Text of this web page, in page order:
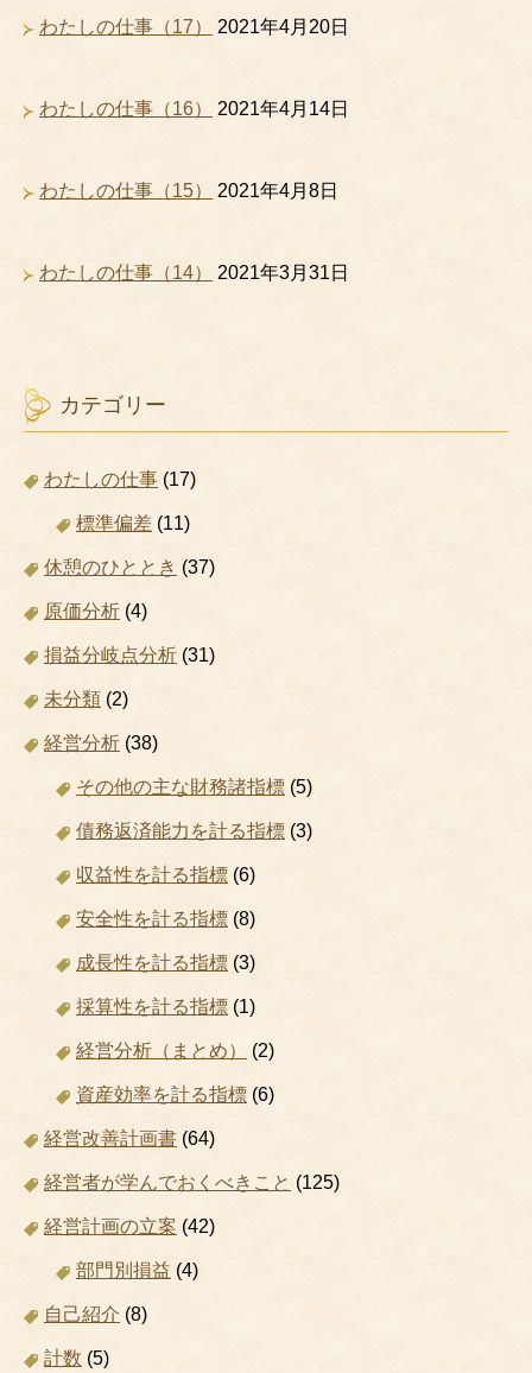
わたしの仕事（17） 2021年4月20日
わたしの仕事（16） 2021年4月14日
わたしの仕事（15） 2021年4月8日
わたしの仕事（14） 2021年3月31日
カテゴリー
わたしの仕事 (17)
標準偏差 (11)
休憩のひととき (37)
原価分析 (4)
損益分岐点分析 (31)
未分類 (2)
経営分析 (38)
その他の主な財務諸指標 (5)
債務返済能力を計る指標 (3)
収益性を計る指標 (6)
安全性を計る指標 (8)
成長性を計る指標 (3)
採算性を計る指標 (1)
経営分析（まとめ） (2)
資産効率を計る指標 (6)
経営改善計画書 (64)
経営者が学んでおくべきこと (125)
経営計画の立案 (42)
部門別損益 (4)
自己紹介 (8)
計数 (5)